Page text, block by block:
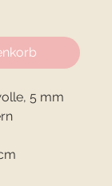
5 mm